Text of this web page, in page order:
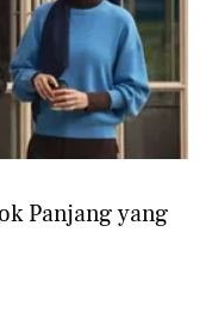
Panjang yang